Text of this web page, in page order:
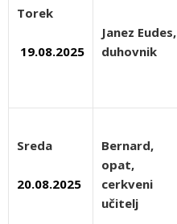
Torek
19.08.2025
Janez Eudes,
duhovnik
Sreda
20.08.2025
Bernard,
opat,
cerkveni
učitelj